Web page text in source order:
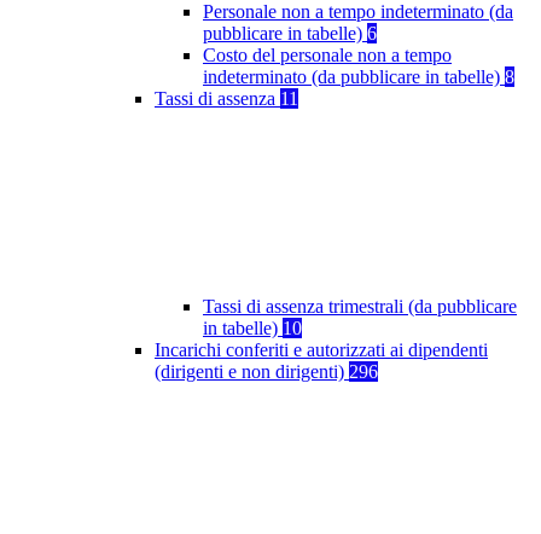
Personale non a tempo indeterminato (da
pubblicare in tabelle) 6
Costo del personale non a tempo
indeterminato (da pubblicare in tabelle) 8
Tassi di assenza 11
Tassi di assenza trimestrali (da pubblicare
in tabelle) 10
Incarichi conferiti e autorizzati ai dipendenti
(dirigenti e non dirigenti) 296